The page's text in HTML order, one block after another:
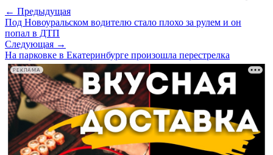
← Предыдущая
Под Новоуральском водителю стало плохо за рулем и он
попал в ДТП
Следующая →
На парковке в Екатеринбурге произошла перестрелка
РЕКЛАМА